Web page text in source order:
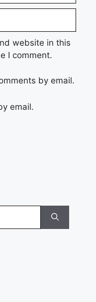
website in this
I comment.
by email.
email.